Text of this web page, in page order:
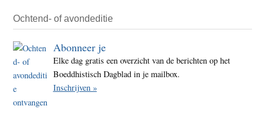
Ochtend- of avondeditie
Abonneer je
Elke dag gratis een overzicht van de berichten op het
Boeddhistisch Dagblad in je mailbox.
Inschrijven »